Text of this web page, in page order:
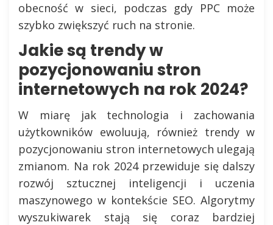
obecność w sieci, podczas gdy PPC może
szybko zwiększyć ruch na stronie.
Jakie są trendy w
pozycjonowaniu stron
internetowych na rok 2024?
W miarę jak technologia i zachowania
użytkowników ewoluują, również trendy w
pozycjonowaniu stron internetowych ulegają
zmianom. Na rok 2024 przewiduje się dalszy
rozwój sztucznej inteligencji i uczenia
maszynowego w kontekście SEO. Algorytmy
wyszukiwarek stają się coraz bardziej